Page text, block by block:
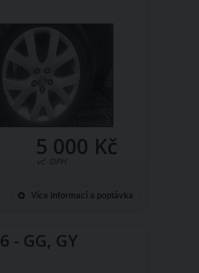
5 000 Kč
vč. DPH
Více informací a poptávka
6 - GG, GY